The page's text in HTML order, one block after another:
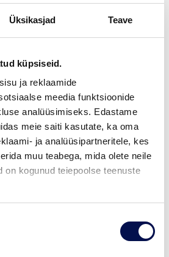
Üksikasjad Teave
küpsiseid.
ja reklaamide
meedia funktsioonide
analüüsimiseks. Edastame
meie saiti kasutate, ka oma
ja analüüsipartneritele, kes
muu teabega, mida olete neile
on kogunud teiepoolse teenuste